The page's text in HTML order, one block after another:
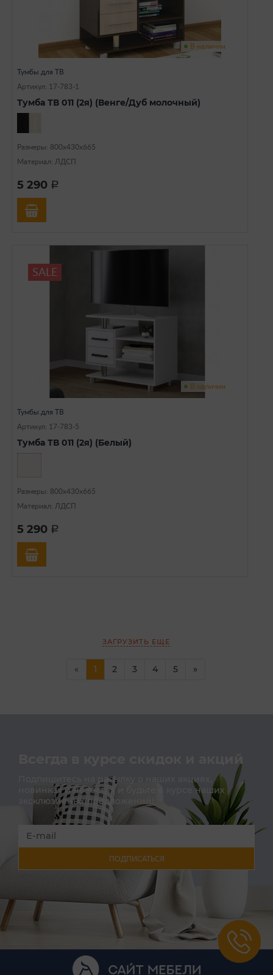
В наличии
Тумбы для ТВ
Артикул: 17-783-1
Тумба ТВ 011 (2я) (Венге/Дуб молочный)
Размеры: 800х430х665
Материал: ЛДСП
5 290 a
SALE
В наличии
Тумбы для ТВ
Артикул: 17-783-5
Тумба ТВ 011 (2я) (Белый)
Размеры: 800х430х665
Материал: ЛДСП
5 290 a
ЗАГРУЗИТЬ ЕЩЕ
« 1 (current)
2 3 4 5 »
Всегда в курсе скидок и акций
Подпишитесь на расылку о наших акциях,
новинках и новостях и будьте в курсе наших
эксклюзивных предложений!
ПОДПИСАТЬСЯ